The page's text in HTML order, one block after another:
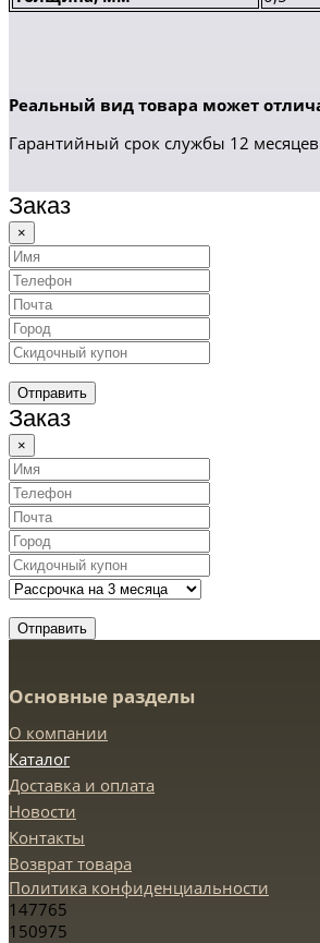
Реальный вид товара может
Гарантийный срок службы 12
Заказ
×
Отправить
Заказ
×
Отправить
Основные разделы
О компании
Каталог
Доставка и оплата
Новости
Контакты
Возврат товара
Политика конфиденциальности
147765
150975